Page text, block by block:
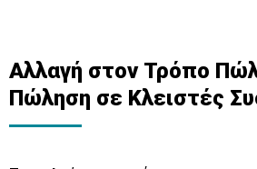
Αλλαγή στον Τρόπο
Πώληση σε Κλειστές